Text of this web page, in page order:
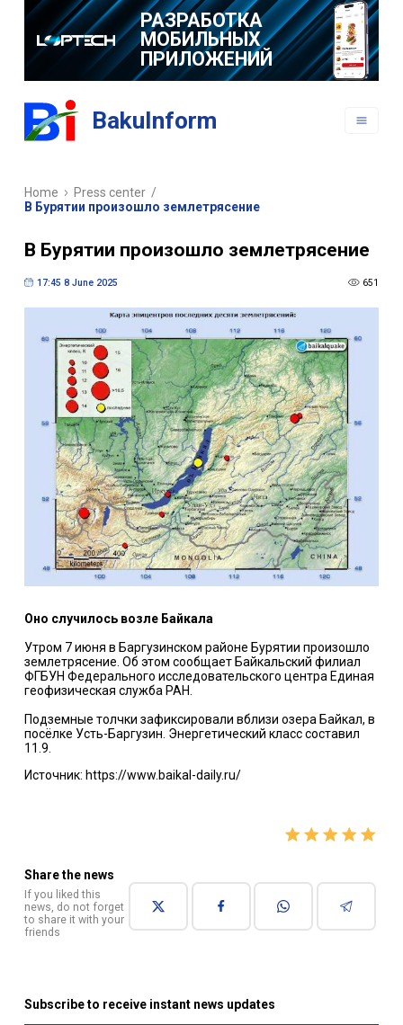
РАЗРАБОТКА
МОБИЛЬНЫХ
ПРИЛОЖЕНИЙ
BakuInform
Home Press center /
В Бурятии произошло землетрясение
В Бурятии произошло землетрясение
17:45 8 June 2025 651
Оно случилось возле Байкала
Утром 7 июня в Баргузинском районе Бурятии произошло
землетрясение. Об этом сообщает Байкальский филиал
ФГБУН Федерального исследовательского центра Единая
геофизическая служба РАН.
Подземные толчки зафиксировали вблизи озера Байкал, в
посёлке Усть-Баргузин. Энергетический класс составил
11.9.
Источник: https://www.baikal-daily.ru/
Share the news
If you liked this
news, do not forget
to share it with your
friends
Subscribe to receive instant news updates